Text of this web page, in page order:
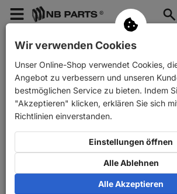
Menü
PKW Anhänger
PKW Ersatzteile Zubehör
Bremsenreiniger
Relevanz
100
Wir verwenden Cookies
Unser Online-Shop verwendet Cookies,
Angebot zu verbessern und unseren
bestmöglichen Service zu bieten. Indem
"Akzeptieren" klicken, erklären Sie sich
Richtlinien einverstanden.
Einstellungen öffnen
Alle Ablehnen
Alle Akzeptieren